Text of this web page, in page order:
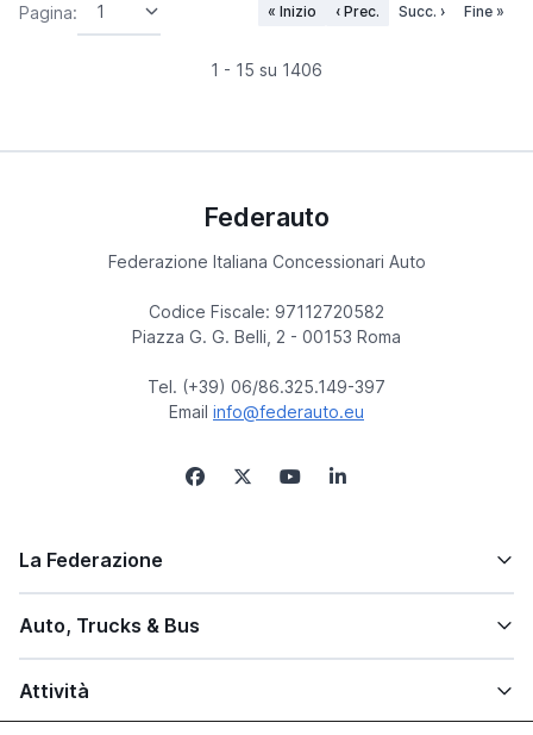
Pagina:
1 - 15 su 1406
« Inizio ‹ Prec. Succ. › Fine »
Federauto
Federazione Italiana Concessionari Auto
Codice Fiscale: 97112720582
Piazza G. G. Belli, 2 - 00153 Roma
Tel. (+39) 06/86.325.149-397
Email info@federauto.eu
La Federazione
Auto, Trucks & Bus
Attività